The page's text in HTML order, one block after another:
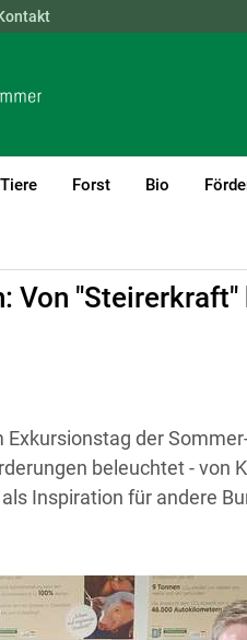
NÖ
Tiere Forst Bio
Von "Steirerkraft"
der
beleuchtet - von
Inspiration für andere